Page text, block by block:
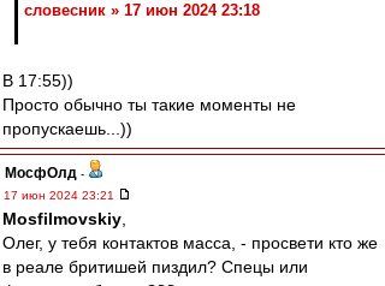
словесник » 17 июн 2024 23:18
В 17:55))
Просто обычно ты такие моменты не
пропускаешь...))
МосфОлд -
17 июн 2024 23:21
Mosfilmovskiy
Олег, у тебя контактов масса, - просвети кто же
в реале бритишей пиздил? Спецы или